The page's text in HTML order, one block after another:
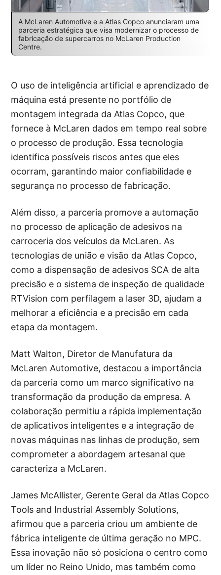
A McLaren Automotive e a Atlas Copco anunciaram uma
parceria estratégica que visa modernizar o processo de
fabricação de supercarros no McLaren Production
Centre.
O uso de inteligência artificial e aprendizado de
máquina está presente no portfólio de
montagem integrada da Atlas Copco, que
fornece à McLaren dados em tempo real sobre
o processo de produção. Essa tecnologia
identifica possíveis riscos antes que eles
ocorram, garantindo maior confiabilidade e
segurança no processo de fabricação.
Além disso, a parceria promove a automação
no processo de aplicação de adesivos na
carroceria dos veículos da McLaren. As
tecnologias de união e visão da Atlas Copco,
como a dispensação de adesivos SCA de alta
precisão e o sistema de inspeção de qualidade
RTVision com perfilagem a laser 3D, ajudam a
melhorar a eficiência e a precisão em cada
etapa da montagem.
Matt Walton, Diretor de Manufatura da
McLaren Automotive, destacou a importância
da parceria como um marco significativo na
transformação da produção da empresa. A
colaboração permitiu a rápida implementação
de aplicativos inteligentes e a integração de
novas máquinas nas linhas de produção, sem
comprometer a abordagem artesanal que
caracteriza a McLaren.
James McAllister, Gerente Geral da Atlas Copco
Tools and Industrial Assembly Solutions,
afirmou que a parceria criou um ambiente de
fábrica inteligente de última geração no MPC.
Essa inovação não só posiciona o centro como
um líder no Reino Unido, mas também como